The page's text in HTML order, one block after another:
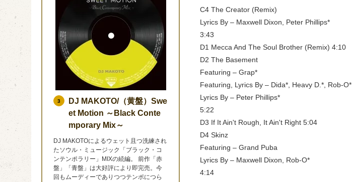
C4 The Creator (Remix)
Lyrics By – Maxwell Dixon, Peter Phillips*
3:43
D1 Mecca And The Soul Brother (Remix) 4:10
D2 The Basement
Featuring – Grap*
Featuring, Lyrics By – Dida*, Heavy D.*, Rob-O*
Lyrics By – Peter Phillips*
5:22
D3 If It Ain't Rough, It Ain't Right 5:04
D4 Skinz
Featuring – Grand Puba
Lyrics By – Maxwell Dixon, Rob-O*
4:14
3
DJ MAKOTO/（黄盤）Swe
et Motion ～Black Conte
mporary Mix～
DJ MAKOTOによるウェット且つ洗練され
たソウル・ミュージック「ブラック・コ
ンテンポラリー」MIXの続編。 前作「赤
盤」「青盤」は大好評により即完売。今
回もムーディーでありつつテンポにつら